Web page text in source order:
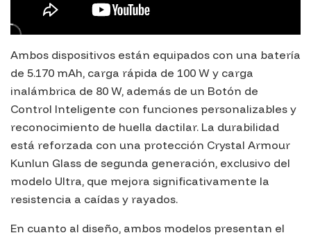
Ambos dispositivos están equipados con una batería
de 5.170 mAh, carga rápida de 100 W y carga
inalámbrica de 80 W, además de un Botón de
Control Inteligente con funciones personalizables y
reconocimiento de huella dactilar. La durabilidad
está reforzada con una protección Crystal Armour
Kunlun Glass de segunda generación, exclusivo del
modelo Ultra, que mejora significativamente la
resistencia a caídas y rayados.
En cuanto al diseño, ambos modelos presentan el